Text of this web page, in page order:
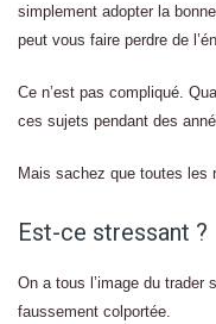
simplement adopter la
peut vous faire perdre de
Ce n’est pas compliqué.
ces sujets pendant des
Mais sachez que toutes les
Est-ce stressant ?
On a tous l’image du trader
faussement colportée.